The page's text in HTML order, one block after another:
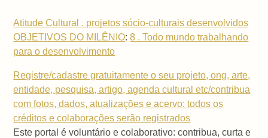
Atitude Cultural . projetos sócio-culturais desenvolvidos
OBJETIVOS DO MILÊNIO:8 . Todo mundo trabalhando
para o desenvolvimento
Registre/cadastre gratuitamente o seu projeto, ong, arte,
entidade, pesquisa, artigo, agenda cultural etc/contribua
com fotos, dados, atualizações e acervo: todos os
créditos e colaborações serão registrados
Este portal é voluntário e colaborativo: contribua, curta e